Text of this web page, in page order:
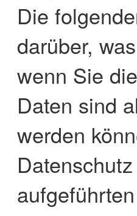
Die
darüber,
wenn Sie
Daten sind
werden